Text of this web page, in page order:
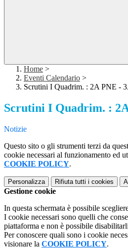
Home >
Eventi Calendario >
Scrutini I Quadrim. : 2A PNE -
Scrutini I Quadrim. :
Notizie
Questo sito o gli strumenti terzi da
cookie necessari al funzionamento ed
COOKIE POLICY.
Personalizza Rifiuta tutti i cookies
Gestione cookie
In questa schermata è possibile
I cookie necessari sono quelli che
piattaforma e non è possibile
Per conoscere quali sono i cookie
visionare la COOKIE POLICY.